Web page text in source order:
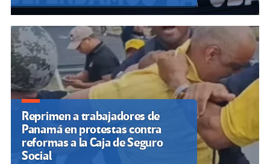
Reprimen a trabajadores de
Panamá en protestas contra
reformas a la Caja de Seguro
Social